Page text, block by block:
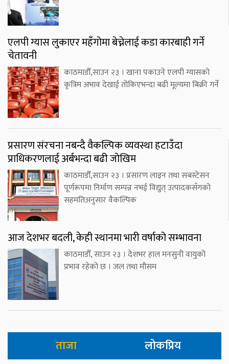
एलपी ग्यास लुकाएर महँगोमा बेच्नेलाई कडा कारबाही गर्ने
चेतावनी
काठमाडौँ,साउन २३ । खाना पकाउने एलपी ग्यासको
कृत्रिम अभाव देखाई तोकिएभन्दा बढी मूल्यमा बिक्री गर्ने
प्रसारण संरचना नबन्दै वैकल्पिक व्यवस्था हटाउँदा
प्राधिकरणलाई अर्बभन्दा बढी जोखिम
काठमाडौँ,साउन २३ । प्रसारण लाइन तथा सबस्टेसन
पूर्णरूपमा निर्माण सम्पन्न नभई विद्युत् उत्पादकसँगको
सहमतिअनुसार वैकल्पिक
आज देशभर बदली, केही स्थानमा भारी वर्षाको सम्भावना
काठमाडौँ, साउन २३ । देशभर हाल मनसुनी वायुको
प्रभाव रहेको छ । जल तथा मौसम
ताजा लोकप्रिय